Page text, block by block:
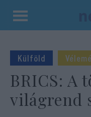
Kilépés
tartalomba
Külföld
BRICS: A
világrend